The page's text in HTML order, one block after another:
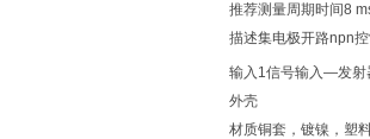
推荐测量周期时间8
描述集电极开路npn
输入1信号输入—发射
外壳
材质铜套，镀镍，塑